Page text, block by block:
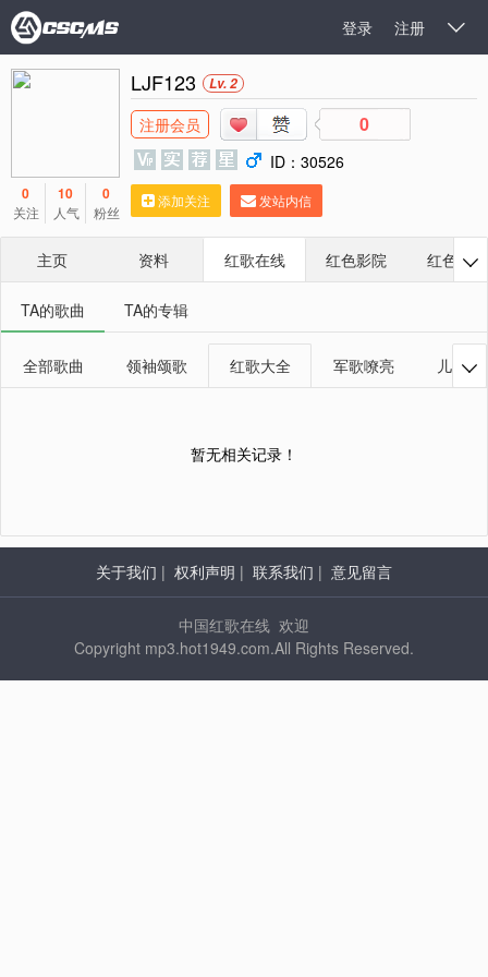

注册
登录
0
关注
10
人气
0
粉丝
LJF123 Lv. 2
注册会员 0
ID：30526
添加关注 发站内信
主页 资料 红歌在线 红色影院 红色相册

TA的歌曲 TA的专辑
全部歌曲 领袖颂歌 红歌大全 军歌嘹亮 儿童红

暂无相关记录！
关于我们 | 权利声明 | 联系我们 | 意见留言
中国红歌在线 欢迎
Copyright mp3.hot1949.com.All Rights Reserved.